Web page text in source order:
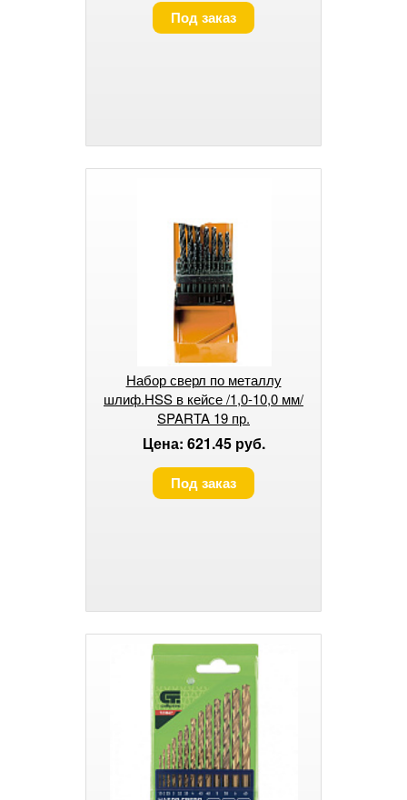
Под заказ
Набор сверл по металлу
шлиф.HSS в кейсе /1,0-10,0 мм/
SPARTA 19 пр.
Цена: 621.45 руб.
Под заказ